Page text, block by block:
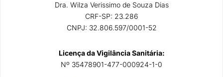
Dra. Wilza Verissimo de Souza Dias
CRF-SP: 23.286
CNPJ: 32.806.597/0001-52
Licença da Vigilância Sanitária:
Nº 35478901-477-000924-1-0